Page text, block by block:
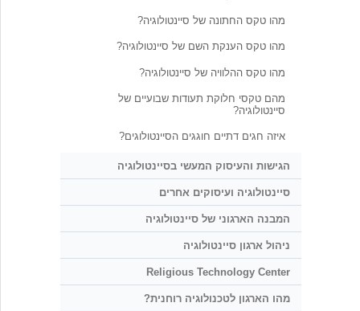
מהו טקס החתונה של סיינטולוגיה?
מהו טקס הענקת השם של סיינטולוגיה?
מהו טקס ההלוויה של סיינטולוגיה?
מהם טקסי חלוקת תעודות שבועיים של
סיינטולוגיה?
איזה חגים דתיים חוגגים הסיינטולוגים?
הגישות והעיסוק המעשי בסיינטולוגיה
סיינטולוגיה ועיסוקים אחרים
המבנה הארגוני של סיינטולוגיה
ניהול ארגון סיינטולוגיה
Religious Technology Center
מהו הארגון לטכנולוגיה רוחנית?